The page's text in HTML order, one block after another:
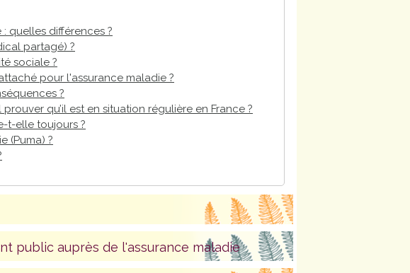
quelles différences ?
partagé) ?
sociale ?
pour l'assurance maladie ?
?
qu’il est en situation régulière en France ?
t-elle toujours ?
(Puma) ?
public auprès de l'assurance maladie